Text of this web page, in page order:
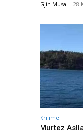
Gjin Musa - 28
Krijime
Murtez